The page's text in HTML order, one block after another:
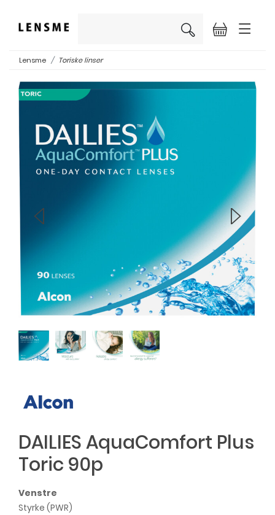
×
Lensme Toriske linser
DAILIES AquaComfort Plus
Toric 90p
Venstre
Styrke (PWR)